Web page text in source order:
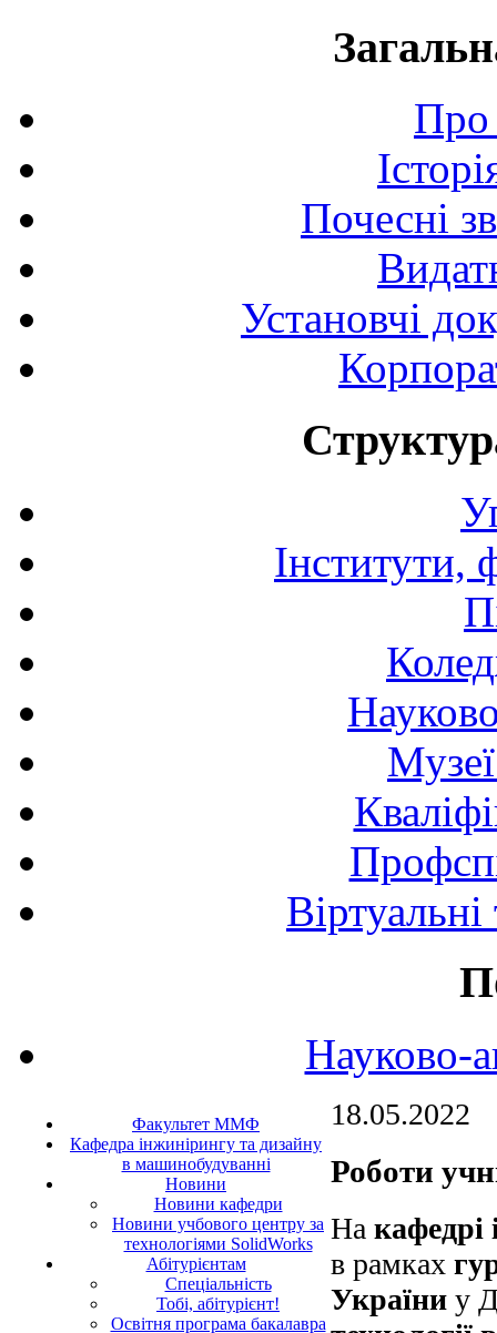
Про
Почесні
Установчі
Інститути,
Науково-
Факультет ММФ
Кафедра інжинірингу та дизайну
в машинобудуванні
Новини
Новини кафедри
Новини учбового центру за
технологіями SolidWorks
Абітурієнтам
Спеціальність
Тобі, абітурієнт!
Освітня програма бакалавра
18.05.2022
Роботи
На кафедрі
в рамках
України у